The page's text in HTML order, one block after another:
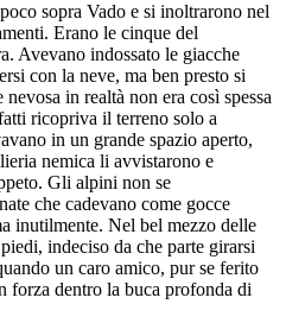
sopra Vado e si inoltrarono nel
Erano le cinque del
Avevano indossato le giacche
con la neve, ma ben presto si
in realtà non era così spessa
ricopriva il terreno solo a
in un grande spazio aperto,
nemica li avvistarono e
Gli alpini non se
che cadevano come gocce
inutilmente. Nel bel mezzo delle
indeciso da che parte girarsi
un caro amico, pur se ferito
forza dentro la buca profonda di